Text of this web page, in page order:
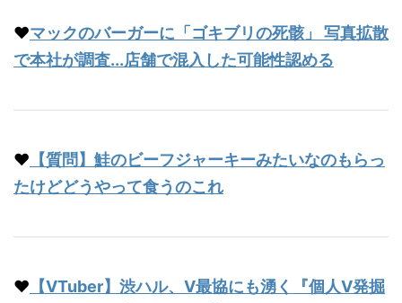
♥マックのバーガーに「ゴキブリの死骸」 写真拡散
で本社が調査...店舗で混入した可能性認める
♥ 【質問】鮭のビーフジャーキーみたいなのもらっ
たけどどうやって食うのこれ
♥ 【VTuber】渋ハル、V最協にも湧く『個人V発掘